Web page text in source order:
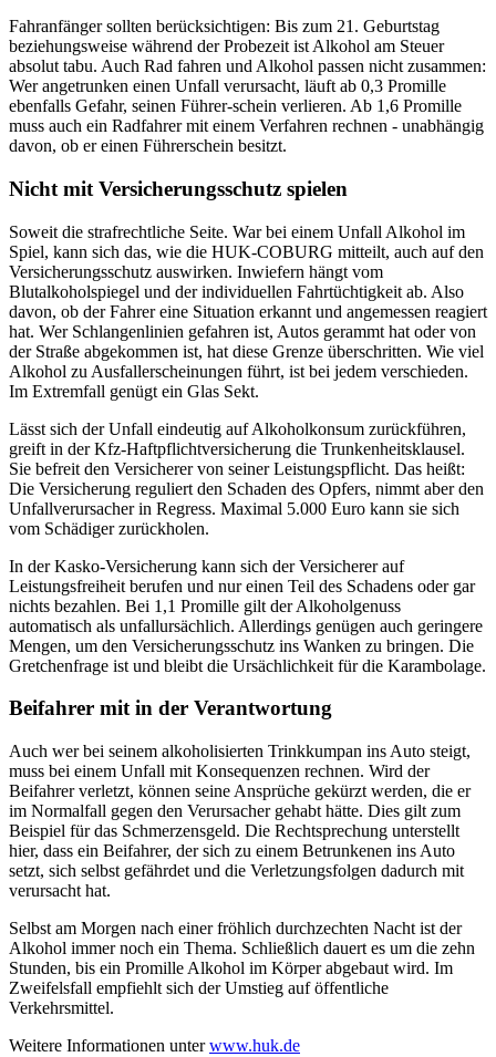
Fahranfänger sollten berücksichtigen: Bis zum 21. Geburtstag
beziehungsweise während der Probezeit ist Alkohol am Steuer
absolut tabu. Auch Rad fahren und Alkohol passen nicht zusammen:
Wer angetrunken einen Unfall verursacht, läuft ab 0,3 Promille
ebenfalls Gefahr, seinen Führer-schein verlieren. Ab 1,6 Promille
muss auch ein Radfahrer mit einem Verfahren rechnen - unabhängig
davon, ob er einen Führerschein besitzt.
Nicht mit Versicherungsschutz spielen
Soweit die strafrechtliche Seite. War bei einem Unfall Alkohol im
Spiel, kann sich das, wie die HUK-COBURG mitteilt, auch auf den
Versicherungsschutz auswirken. Inwiefern hängt vom
Blutalkoholspiegel und der individuellen Fahrtüchtigkeit ab. Also
davon, ob der Fahrer eine Situation erkannt und angemessen reagiert
hat. Wer Schlangenlinien gefahren ist, Autos gerammt hat oder von
der Straße abgekommen ist, hat diese Grenze überschritten. Wie viel
Alkohol zu Ausfallerscheinungen führt, ist bei jedem verschieden.
Im Extremfall genügt ein Glas Sekt.
Lässt sich der Unfall eindeutig auf Alkoholkonsum zurückführen,
greift in der Kfz-Haftpflichtversicherung die Trunkenheitsklausel.
Sie befreit den Versicherer von seiner Leistungspflicht. Das heißt:
Die Versicherung reguliert den Schaden des Opfers, nimmt aber den
Unfallverursacher in Regress. Maximal 5.000 Euro kann sie sich
vom Schädiger zurückholen.
In der Kasko-Versicherung kann sich der Versicherer auf
Leistungsfreiheit berufen und nur einen Teil des Schadens oder gar
nichts bezahlen. Bei 1,1 Promille gilt der Alkoholgenuss
automatisch als unfallursächlich. Allerdings genügen auch geringere
Mengen, um den Versicherungsschutz ins Wanken zu bringen. Die
Gretchenfrage ist und bleibt die Ursächlichkeit für die Karambolage.
Beifahrer mit in der Verantwortung
Auch wer bei seinem alkoholisierten Trinkkumpan ins Auto steigt,
muss bei einem Unfall mit Konsequenzen rechnen. Wird der
Beifahrer verletzt, können seine Ansprüche gekürzt werden, die er
im Normalfall gegen den Verursacher gehabt hätte. Dies gilt zum
Beispiel für das Schmerzensgeld. Die Rechtsprechung unterstellt
hier, dass ein Beifahrer, der sich zu einem Betrunkenen ins Auto
setzt, sich selbst gefährdet und die Verletzungsfolgen dadurch mit
verursacht hat.
Selbst am Morgen nach einer fröhlich durchzechten Nacht ist der
Alkohol immer noch ein Thema. Schließlich dauert es um die zehn
Stunden, bis ein Promille Alkohol im Körper abgebaut wird. Im
Zweifelsfall empfiehlt sich der Umstieg auf öffentliche
Verkehrsmittel.
Weitere Informationen unterwww.huk.de